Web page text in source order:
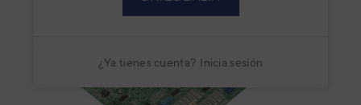
¿Ya tienes cuenta? Inicia sesión